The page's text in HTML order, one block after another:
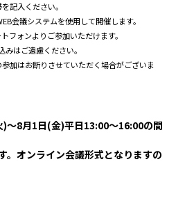
記入ください。
会議システムを使用して開催します。
フォンよりご参加いただけます。
はご遠慮ください。
加はお断りさせていただく場合がございま
8月1日(金)平日13:00～16:00の間
。オンライン会議形式となりますの